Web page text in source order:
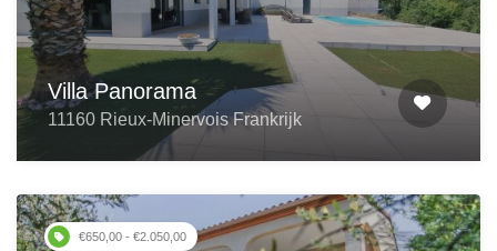
Villa Panorama
11160 Rieux-Minervois Frankrijk
€650,00 - €2.050,00